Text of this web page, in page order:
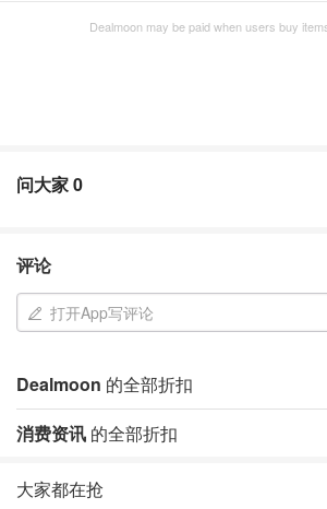
Dealmoon may be paid when users buy
问大家0
评论
打开App写评论
Dealmoon 的全部折扣
消费资讯 的全部折扣
大家都在抢